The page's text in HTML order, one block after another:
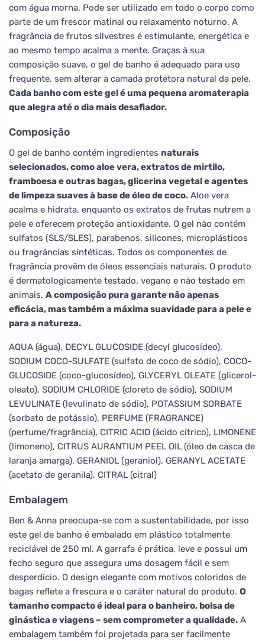
com água morna. Pode ser utilizado em todo o corpo como
parte de um frescor matinal ou relaxamento noturno. A
fragrância de frutos silvestres é estimulante, energética e
ao mesmo tempo acalma a mente. Graças à sua
composição suave, o gel de banho é adequado para uso
frequente, sem alterar a camada protetora natural da pele.
Cada banho com este gel é uma pequena aromaterapia
que alegra até o dia mais desafiador.
Composição
O gel de banho contém ingredientes naturais
selecionados, como aloe vera, extratos de mirtilo,
framboesa e outras bagas, glicerina vegetal e agentes
de limpeza suaves à base de óleo de coco. Aloe vera
acalma e hidrata, enquanto os extratos de frutas nutrem a
pele e oferecem proteção antioxidante. O gel não contém
sulfatos (SLS/SLES), parabenos, silicones, microplásticos
ou fragrâncias sintéticas. Todos os componentes de
fragrância provêm de óleos essenciais naturais. O produto
é dermatologicamente testado, vegano e não testado em
animais. A composição pura garante não apenas
eficácia, mas também a máxima suavidade para a pele e
para a natureza.
AQUA (água), DECYL GLUCOSIDE (decyl glucosídeo),
SODIUM COCO-SULFATE (sulfato de coco de sódio), COCO-
GLUCOSIDE (coco-glucosídeo), GLYCERYL OLEATE (glicerol-
oleato), SODIUM CHLORIDE (cloreto de sódio), SODIUM
LEVULINATE (levulinato de sódio), POTASSIUM SORBATE
(sorbato de potássio), PERFUME (FRAGRANCE)
(perfume/fragrância), CITRIC ACID (ácido cítrico), LIMONENE
(limoneno), CITRUS AURANTIUM PEEL OIL (óleo de casca de
laranja amarga), GERANIOL (geraniol), GERANYL ACETATE
(acetato de geranila), CITRAL (citral)
Embalagem
Ben & Anna preocupa-se com a sustentabilidade, por isso
este gel de banho é embalado em plástico totalmente
reciclável de 250 ml. A garrafa é prática, leve e possui um
fecho seguro que assegura uma dosagem fácil e sem
desperdício. O design elegante com motivos coloridos de
bagas reflete a frescura e o caráter natural do produto. O
tamanho compacto é ideal para o banheiro, bolsa de
ginástica e viagens – sem comprometer a qualidade. A
embalagem também foi projetada para ser facilmente